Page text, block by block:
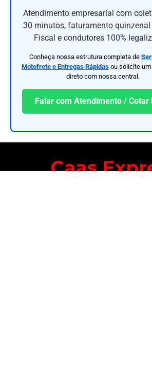
Atendimento empresarial com
30 minutos, faturamento quinzenal
Fiscal e condutores 100%
Conheça nossa estrutura completa de
Motofrete e Entregas Rápidas ou solicite
direto com nossa central.
Falar com Atendimento / Cotar